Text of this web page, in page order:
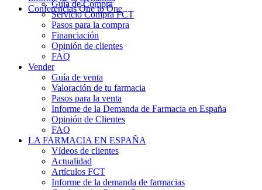
Guía de Compra
Servicio Compra FCT
Pasos para la compra
Financiación
Opinión de clientes
FAQ
Vender
Guía de venta
Valoración de tu farmacia
Pasos para la venta
Informe de la Demanda de Farmacia en España
Opinión de Clientes
FAQ
LA FARMACIA EN ESPAÑA
Vídeos de clientes
Actualidad
Artículos FCT
Informe de la demanda de farmacias
Conferencias One to One